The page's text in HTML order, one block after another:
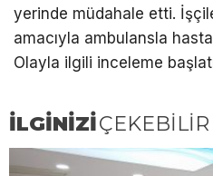
yerinde müdahale etti.
amacıyla ambulansla
Olayla ilgili inceleme
İLGİNİZİÇEKEBİLİR